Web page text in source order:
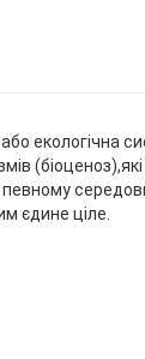
екологічна
єдине ціле.